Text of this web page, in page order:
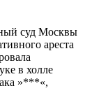
суд Москвы
ареста
в холле
»***«,